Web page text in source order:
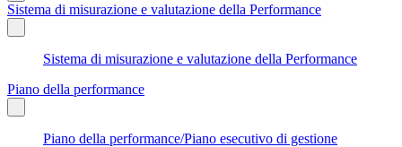
Sistema di misurazione e valutazione della Performance
Sistema di misurazione e valutazione della Performance
Piano della performance
Piano della performance/Piano esecutivo di gestione